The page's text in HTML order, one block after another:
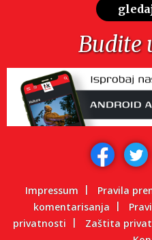
Budite
Impressum Pravila
komentarisanja
privatnosti
Zaštita